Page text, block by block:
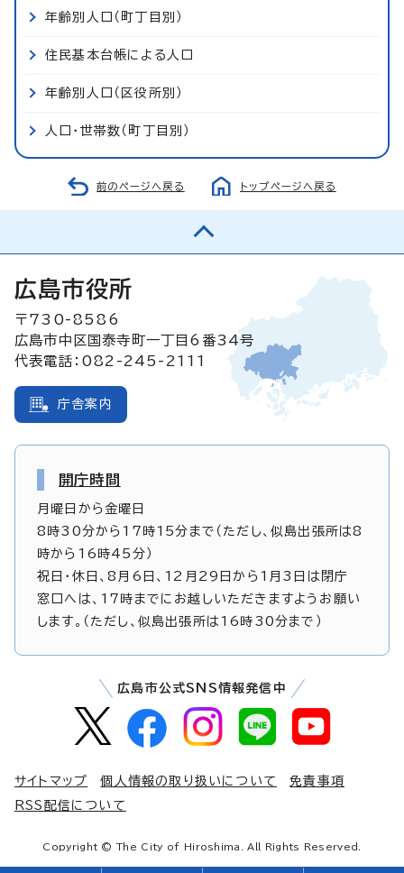
年齢別人口（町丁目別）
住民基本台帳による人口
年齢別人口（区役所別）
人口・世帯数（町丁目別）
前のページへ戻る トップページへ戻る
広島市役所
〒730-8586
広島市中区国泰寺町一丁目6番34号
代表電話：082-245-2111
庁舎案内
開庁時間
月曜日から金曜日
8時30分から17時15分まで（ただし、似島出張所は8
時から16時45分）
祝日・休日、8月6日、12月29日から1月3日は閉庁
窓口へは、17時までにお越しいただきますようお願い
します。（ただし、似島出張所は16時30分まで）
広島市公式SNS情報発信中
サイトマップ 個人情報の取り扱いについて
免責事項
RSS配信について
Copyright © The City of Hiroshima. All Rights Reserved.